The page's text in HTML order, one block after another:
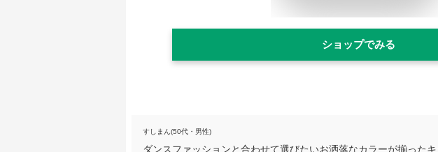
ショップでみる
すしまん(50代・男性)
ダンスファッションと合わせて選びたいお洒落なカラーが揃った